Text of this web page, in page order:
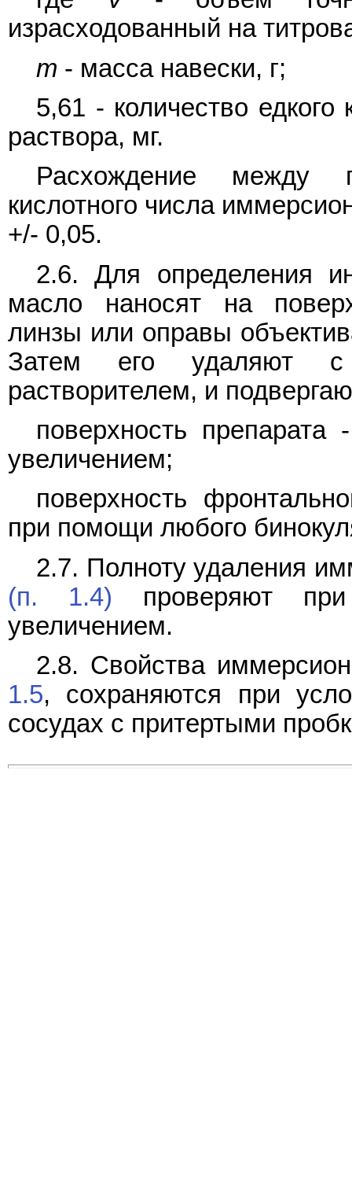
израсходованный на
m - масса навески, г;
5,61 - количество
раствора, мг.
Расхождение между
кислотного числа
+/- 0,05.
2.6. Для определения
масло наносят на
линзы или оправы
Затем его удаляют
растворителем, и
поверхность
увеличением;
поверхность
при помощи любого
2.7. Полноту удаления
(п. 1.4) проверяют
увеличением.
2.8. Свойства
1.5, сохраняются при
сосудах с притертыми